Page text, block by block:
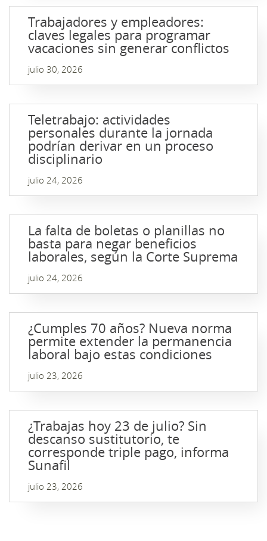
Trabajadores y empleadores:
claves legales para programar
vacaciones sin generar conflictos
julio 30, 2026
Teletrabajo: actividades
personales durante la jornada
podrían derivar en un proceso
disciplinario
julio 24, 2026
La falta de boletas o planillas no
basta para negar beneficios
laborales, según la Corte Suprema
julio 24, 2026
¿Cumples 70 años? Nueva norma
permite extender la permanencia
laboral bajo estas condiciones
julio 23, 2026
¿Trabajas hoy 23 de julio? Sin
descanso sustitutorio, te
corresponde triple pago, informa
Sunafil
julio 23, 2026